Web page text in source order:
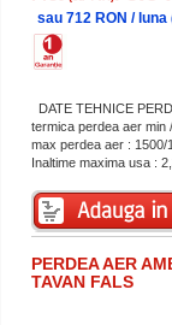
sau 712 RON / luna
DATE TEHNICE
termica perdea aer min
max perdea aer : 1500/
Inaltime maxima usa :
PERDEA AER
TAVAN FALS